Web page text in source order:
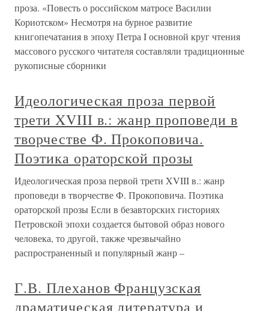
проза. «Повесть о российском матросе Василии
Кориотском» Несмотря на бурное развитие
книгопечатания в эпоху Петра I основной круг чтения
массового русского читателя составляли традиционные
рукописные сборники
Идеологическая проза первой
трети XVIII в.: жанр проповеди в
творчестве Ф. Прокоповича.
Поэтика ораторской прозы
Идеологическая проза первой трети XVIII в.: жанр
проповеди в творчестве Ф. Прокоповича. Поэтика
ораторской прозы Если в безавторских гисториях
Петровской эпохи создается бытовой образ нового
человека, то другой, также чрезвычайно
распространенный и популярный жанр –
Г.В. Плеханов Французская
драматическая литература и